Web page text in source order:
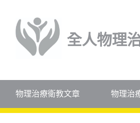
全人物理
物理治療衛教文章 物理治